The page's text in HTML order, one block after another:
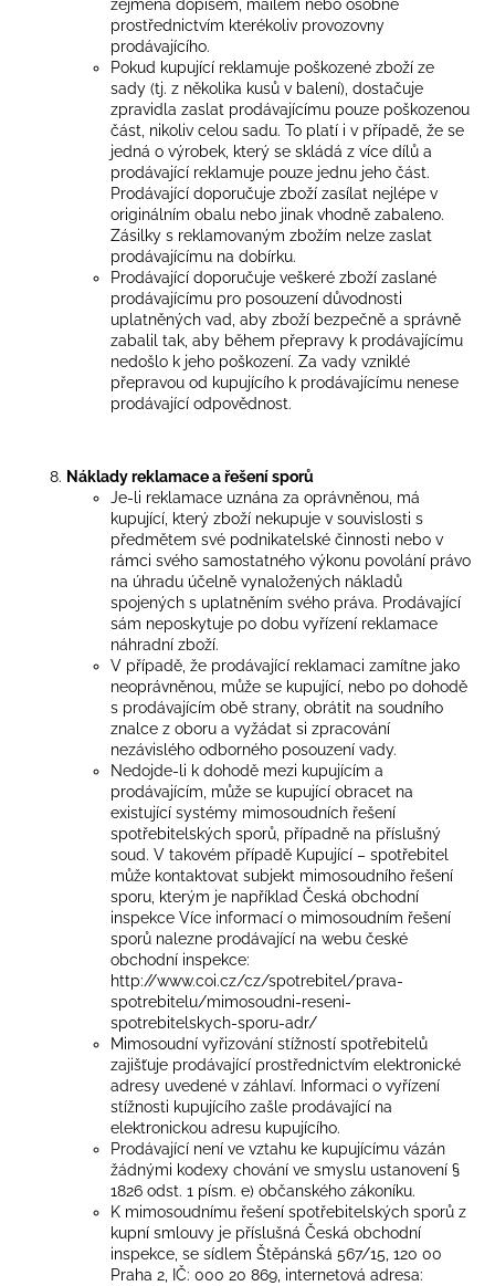
zejména dopisem, mailem nebo osobně
prostřednictvím kterékoliv provozovny
prodávajícího.
Pokud kupující reklamuje poškozené zboží ze
sady (tj. z několika kusů v balení), dostačuje
zpravidla zaslat prodávajícímu pouze poškozenou
část, nikoliv celou sadu. To platí i v případě, že se
jedná o výrobek, který se skládá z více dílů a
prodávající reklamuje pouze jednu jeho část.
Prodávající doporučuje zboží zasílat nejlépe v
originálním obalu nebo jinak vhodně zabaleno.
Zásilky s reklamovaným zbožím nelze zaslat
prodávajícímu na dobírku.
Prodávající doporučuje veškeré zboží zaslané
prodávajícímu pro posouzení důvodnosti
uplatněných vad, aby zboží bezpečně a správně
zabalil tak, aby během přepravy k prodávajícímu
nedošlo k jeho poškození. Za vady vzniklé
přepravou od kupujícího k prodávajícímu nenese
prodávající odpovědnost.
Náklady reklamace a řešení sporů
Je-li reklamace uznána za oprávněnou, má
kupující, který zboží nekupuje v souvislosti s
předmětem své podnikatelské činnosti nebo v
rámci svého samostatného výkonu povolání právo
na úhradu účelně vynaložených nákladů
spojených s uplatněním svého práva. Prodávající
sám neposkytuje po dobu vyřízení reklamace
náhradní zboží.
V případě, že prodávající reklamaci zamítne jako
neoprávněnou, může se kupující, nebo po dohodě
s prodávajícím obě strany, obrátit na soudního
znalce z oboru a vyžádat si zpracování
nezávislého odborného posouzení vady.
Nedojde-li k dohodě mezi kupujícím a
prodávajícím, může se kupující obracet na
existující systémy mimosoudních řešení
spotřebitelských sporů, případně na příslušný
soud. V takovém případě Kupující – spotřebitel
může kontaktovat subjekt mimosoudního řešení
sporu, kterým je například Česká obchodní
inspekce Více informací o mimosoudním řešení
sporů nalezne prodávající na webu české
obchodní inspekce:
http://www.coi.cz/cz/spotrebitel/prava-
spotrebitelu/mimosoudni-reseni-
spotrebitelskych-sporu-adr/
Mimosoudní vyřizování stížností spotřebitelů
zajišťuje prodávající prostřednictvím elektronické
adresy uvedené v záhlaví. Informaci o vyřízení
stížnosti kupujícího zašle prodávající na
elektronickou adresu kupujícího.
Prodávající není ve vztahu ke kupujícímu vázán
žádnými kodexy chování ve smyslu ustanovení §
1826 odst. 1 písm. e) občanského zákoníku.
K mimosoudnímu řešení spotřebitelských sporů z
kupní smlouvy je příslušná Česká obchodní
inspekce, se sídlem Štěpánská 567/15, 120 00
Praha 2, IČ: 000 20 869, internetová adresa: